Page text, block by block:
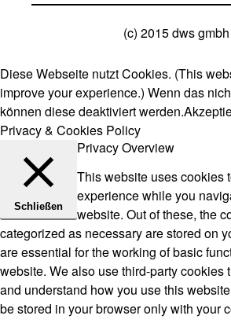
(c) 2015 dws gmbh
Diese Webseite nutzt Cookies. (This
improve your experience.) Wenn das
können diese deaktiviert werden.
Privacy & Cookies Policy
Schließen
Privacy Overview
This website uses cookies
experience while you
website. Out of these, the
categorized as necessary are stored on
are essential for the working of basic
website. We also use third-party cookies
and understand how you use this
be stored in your browser only with your